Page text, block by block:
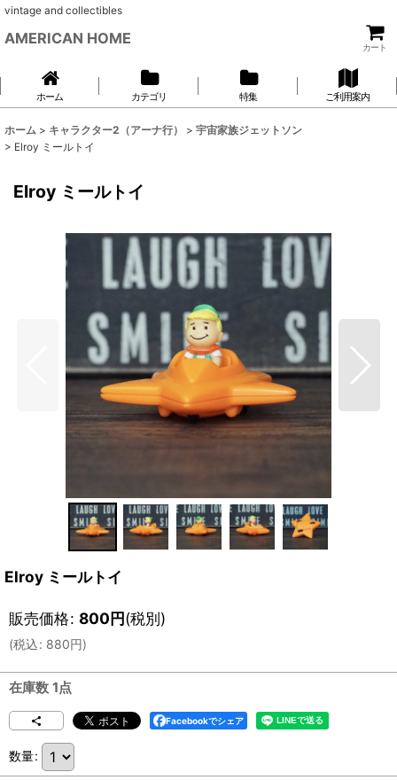
vintage and collectibles
AMERICAN HOME
カート
ホーム カテゴリ 特集 ご利用案内
ホーム > キャラクター2（アーナ行） > 宇宙家族ジェットソン
> Elroy ミールトイ
Elroy ミールトイ
Elroy ミールトイ
販売価格: 800円(税別)
(税込: 880円)
在庫数 1点
Facebookでシェア
数量: